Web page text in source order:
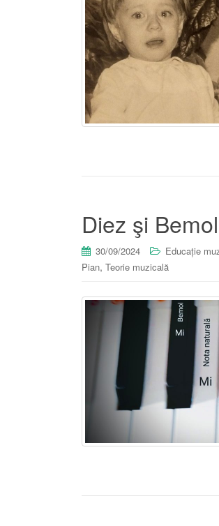
Diez şi
30/09/2024 Educație
Pian, Teorie muzicală